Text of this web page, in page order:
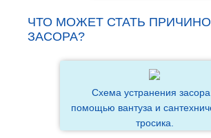
ЧТО МОЖЕТ СТАТЬ
ЗАСОРА?
Схема устранения
помощью вантуза и
тросика.